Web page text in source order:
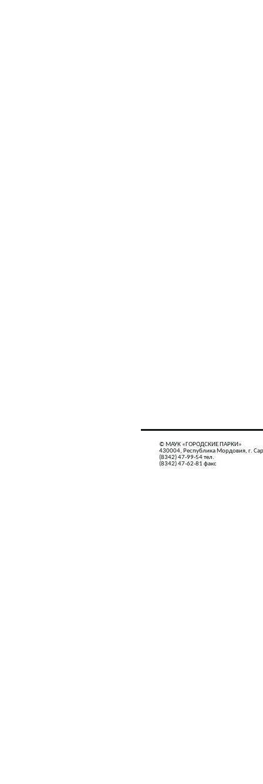
© МАУК «ГОРОДСКИЕ ПАРКИ»
430004, Республика Мордовия, г.
(8342) 47-99-54 тел.
(8342) 47-62-81 факс